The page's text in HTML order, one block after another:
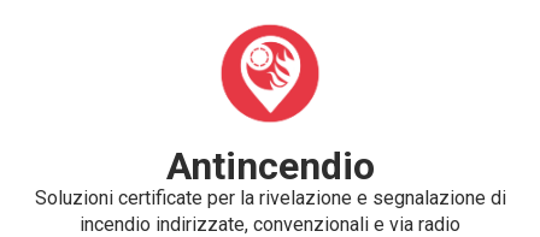
Antincendio
Soluzioni certificate per la rivelazione e segnalazione di
incendio indirizzate, convenzionali e via radio